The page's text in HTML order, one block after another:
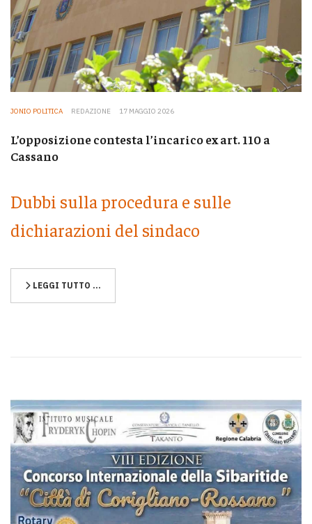
JONIO POLITICA REDAZIONE 17 MAGGIO 2026
L’opposizione contesta l’incarico ex art. 110 a
Cassano
Dubbi sulla procedura e sulle
dichiarazioni del sindaco
LEGGI TUTTO …